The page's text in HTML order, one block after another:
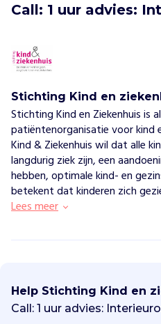
Call: 1 uur advies:
Stichting Kind en
Stichting Kind en Ziekenhuis is
patiëntenorganisatie voor kind
Kind & Ziekenhuis wil dat alle
langdurig ziek zijn, een
hebben, optimale kind- en
betekent dat kinderen zich
Lees meer
c
h
t
Help Stichting Kind en
Call: 1 uur advies: